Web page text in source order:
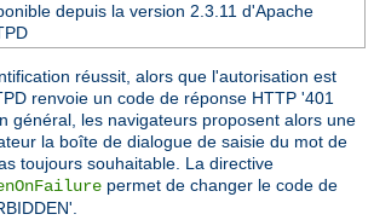
depuis la version 2.3.11 d'Apache
réussit, alors que l'autorisation est
renvoie un code de réponse HTTP '401
général, les navigateurs proposent alors une
la boîte de dialogue de saisie du mot de
toujours souhaitable. La directive
permet de changer le code de